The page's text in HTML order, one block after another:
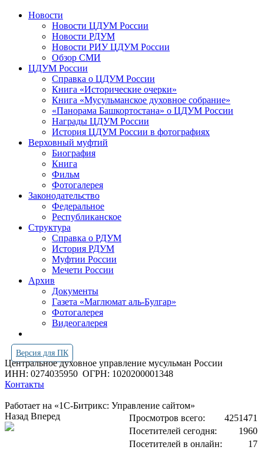
Новости
Новости ЦДУМ России
Новости РДУМ
Новости РИУ ЦДУМ России
Обзор СМИ
ЦДУМ России
Справка о ЦДУМ России
Книга «Исторические очерки»
Книга «Мусульманское духовное собрание»
«Панорама Башкортостана» о ЦДУМ России
Награды ЦДУМ России
История ЦДУМ России в фотографиях
Верховный муфтий
Биография
Книга
Фильм
Фотогалерея
Законодательство
Федеральное
Республиканское
Структура
Справка о РДУМ
История РДУМ
Муфтии России
Мечети России
Архив
Документы
Газета «Маглюмат аль-Булгар»
Фотогалерея
Видеогалерея
Версия для ПК
Центральное духовное управление мусульман России
ИНН: 0274035950 ОГРН: 1020200001348
Контакты
Работает на «1С-Битрикс: Управление сайтом»
Просмотров всего:
4251471
Посетителей сегодня:
1960
Посетителей в онлайн:
17
Назад Вперед